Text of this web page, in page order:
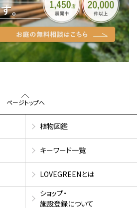
ページトップへ
植物図鑑
キーワード一覧
LOVEGREENとは
ショップ・
施設登録について